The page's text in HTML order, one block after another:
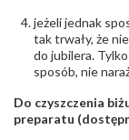
jeżeli jednak
tak trwały, że
do jubilera.
sposób, nie
Do czyszczenia
preparatu